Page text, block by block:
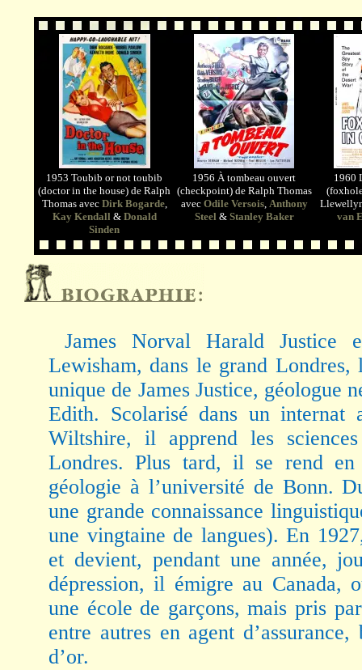
1953 Toubib or not toubib
(doctor in the house) de Ralph
Thomas avec Dirk Bogarde,
Kay Kendall & Donald
Sinden
1956 À tombeau ouvert
(checkpoint) de Ralph Thomas
avec Odile Versois, Anthony
Steel & Stanley Baker
1960
van
James Norval Harald
Lewisham, dans le grand
unique de James Justice, géologue
Edith. Scolarisé dans un internat
Wiltshire, il apprend les
Londres. Plus tard, il se rend
géologie à l’université de Bonn.
une grande connaissance
une vingtaine de langues). En
et devient, pendant une année,
dépression, il émigre au Canada,
une école de garçons, mais pris
entre autres en agent
d’or.